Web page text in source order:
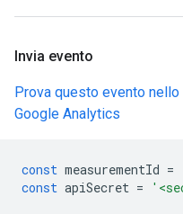
Invia evento
Prova questo evento
Google Analytics
const measurementId =
const apiSecret =